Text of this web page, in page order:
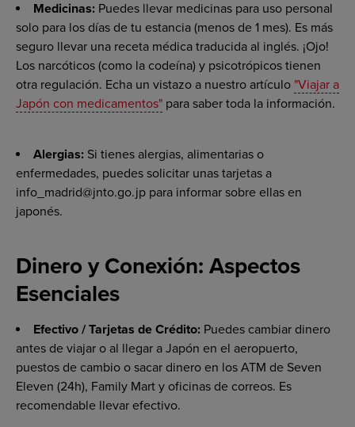
Medicinas: Puedes llevar medicinas para uso personal
solo para los días de tu estancia (menos de 1 mes). Es más
seguro llevar una receta médica traducida al inglés. ¡Ojo!
Los narcóticos (como la codeína) y psicotrópicos tienen
otra regulación. Echa un vistazo a nuestro artículo "Viajar a
Japón con medicamentos" para saber toda la información.
Alergias: Si tienes alergias, alimentarias o
enfermedades, puedes solicitar unas tarjetas a
info_madrid@jnto.go.jp para informar sobre ellas en
japonés.
Dinero y Conexión: Aspectos
Esenciales
Efectivo / Tarjetas de Crédito: Puedes cambiar dinero
antes de viajar o al llegar a Japón en el aeropuerto,
puestos de cambio o sacar dinero en los ATM de Seven
Eleven (24h), Family Mart y oficinas de correos. Es
recomendable llevar efectivo.